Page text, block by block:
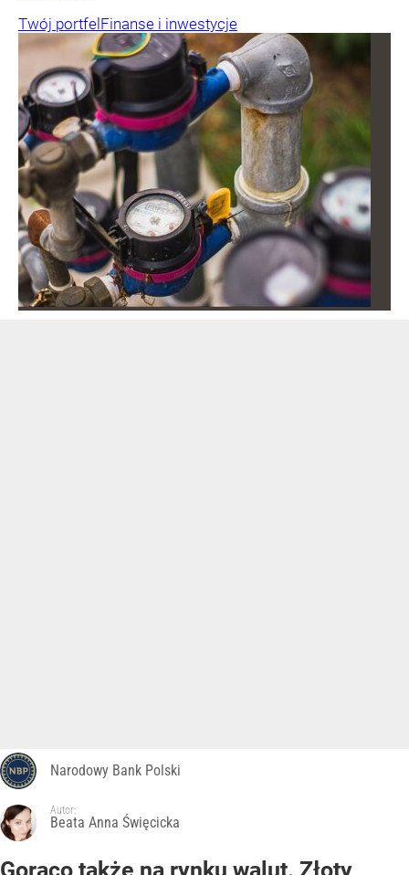
Twój portfelFinanse i inwestycje
Narodowy Bank Polski
Autor:
Beata Anna Święcicka
Gorąco także na rynku walut. Złoty